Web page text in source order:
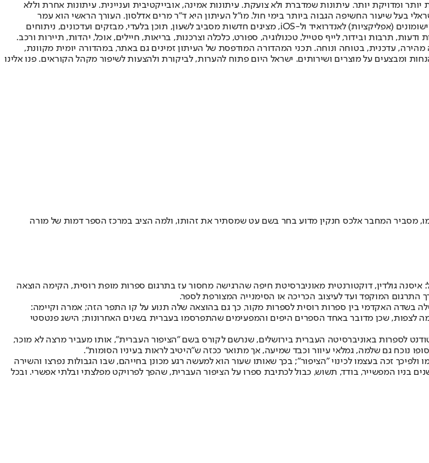
ומדויקת יותר. עיתונות שמדברת ולא צועקת. עיתונות אמינה, אובייקטיבית ועניינית. עיתונות אחרת וללא
ביולי 2007, וב-2010 הפך "ישראל היום" לעיתון הישראלי בעל שיעור החשיפה הגבוה ביותר בימי חול. מו"ל העיתון היא ד"ר מרים אדלסון. העורך הראשי הוא עמר
לחמנוביץ, והעורך המייסד הוא עמוס רגב. אתרי האינטרנט של "ישראל היום" בעברית ובאנגלית, כמו כן היישומונים (אפליקציות) לאנדרואיד ול-iOS, מציגים חדשות מסביב לשעון, תוכן בלעדי, מבזקים ועדכונים, ניתוחים
תרבות ובידור, לייף סטייל, טכנולוגיה, ספורט, כלכלה וצרכנות, בריאות, חיילים, אוכל, יהדות, תיירות ורכב.
מהירה, עדכנית, בטוחה ונוחה. תכני המהדורה המודפסת של העיתון זמינים גם באתר, במהדורה יומית מקוונת,
ומבצעים על מוצרים ושירותים. ישראל היום פתוח להערות, לביקורת ולהצעות לשיפור מקהל הקוראים. פנו אלינו
מסביר המחבר אלכס חנקין מדוע בחר בשם עט שמסתיר את זהותו, ולמה הציב במרכז הספר דמות של מורה
גולדין, דוקטורנטית מאוניברסיטת חיפה שהרגישה מחסור עז בתרגום ספרות מופת רוסית, הקימה הוצאה
המוקפד ועד לעיצוב הכריכה או הסימנייה המצורפת לספר.
בשדה האקדמי בין ספרות רוסית לספרות מקור, כך גם בהוצאה שלה תנוע על קו התפר הזה; אמרה וקיימה:
לצפות, שכן מדובר באחד הספרים היפים והמפעימים שהתפרסמו בעברית בשנים האחרונות; הישג פנטסטי
קדימה ואחורה, אך בבסיסו ארבע דמויות מרכזיות: המספר נזכר בשנה 1987; הוא, סטודנט לספרות באוניברסיטה העברית בירושלים, שנרשם לקורס בשם "הציפור העברית", אותו מעביר מרצה לא מוכר,
נוכח גם שלמה, גמלאי עיוור וכבד שמיעה, אך מתואר ככזה ש"היטיב לראות בעיניו הסומות".
זכה בעצמו לכינוי "הציפור"; בכך שאותו שעור הוא למעשה רגע מכונן בחייהם, שבו הגבולות נפרצו והשירה
בניו המפשייר, בודד, תשוש, כבול לכתיבת ספרו על הציפור העברית, שהפך לפרויקט מפלצתי ובלתי אפשרי. ובכל